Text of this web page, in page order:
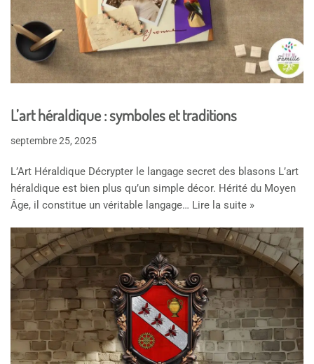
L’art héraldique : symboles et traditions
septembre 25, 2025
L’Art Héraldique Décrypter le langage secret des blasons L’art
héraldique est bien plus qu’un simple décor. Hérité du Moyen
Âge, il constitue un véritable langage… Lire la suite »